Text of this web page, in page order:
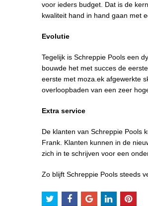
voor ieders budget. Dat is de
kwaliteit hand in hand gaan met
Evolutie
Tegelijk is Schreppie Pools een
bouwde het met succes de
eerste met moza.ek afgewerkte
overloopbaden van een zeer
Extra service
De klanten van Schreppie Pools
Frank. Klanten kunnen in de
zich in te schrijven voor een
Zo blijft Schreppie Pools steeds